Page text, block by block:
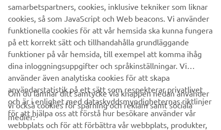
CHECK NEW YAM RANGE
FÖRETAG
samarbetspartners, cookies, inklusive tekniker som liknar
cookies, så som JavaScript och Web beacons. Vi använder
funktionella cookies för att vår hemsida ska kunna fungera
på ett korrekt sätt och tillhandahålla grundläggande
funktioner på vår hemsida, till exempel att komma ihåg
dina inloggningsuppgifter och språkinställningar. Vi
använder även analytiska cookies för att skapa
användarstatistik på ett sätt som respekterar privatlivet
och är i enlighet med dataskyddsmyndigheternas riktlinjer
för att hjälpa oss att förstå hur besökare använder vår
webbplats och för att förbättra vår webbplats, produkter,
Om du lämnar ditt samtycke via knappen nedan använder
vi också cookies för spårning och reklam samt sociala
medier: